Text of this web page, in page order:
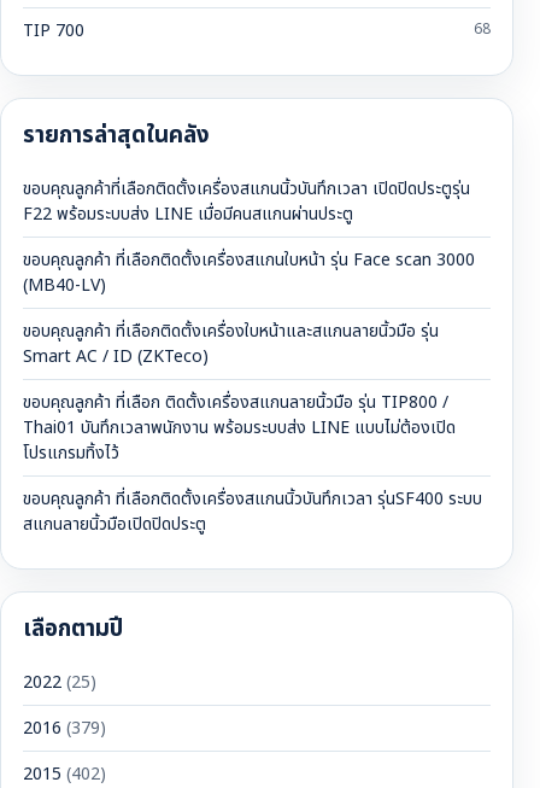
TIP 700 68
รายการล่าสุดในคลัง
ขอบคุณลูกค้าที่เลือกติดตั้งเครื่องสแกนนิ้วบันทึกเวลา เปิดปิดประตูรุ่น
F22 พร้อมระบบส่ง LINE เมื่อมีคนสแกนผ่านประตู
ขอบคุณลูกค้า ที่เลือกติดตั้งเครื่องสแกนใบหน้า รุ่น Face scan 3000
(MB40-LV)
ขอบคุณลูกค้า ที่เลือกติดตั้งเครื่องใบหน้าและสแกนลายนิ้วมือ รุ่น
Smart AC / ID (ZKTeco)
ขอบคุณลูกค้า ที่เลือก ติดตั้งเครื่องสแกนลายนิ้วมือ รุ่น TIP800 /
Thai01 บันทึกเวลาพนักงาน พร้อมระบบส่ง LINE แบบไม่ต้องเปิด
โปรแกรมทิ้งไว้
ขอบคุณลูกค้า ที่เลือกติดตั้งเครื่องสแกนนิ้วบันทึกเวลา รุ่นSF400 ระบบ
สแกนลายนิ้วมือเปิดปิดประตู
เลือกตามปี
2022(25)
2016 (379)
2015 (402)